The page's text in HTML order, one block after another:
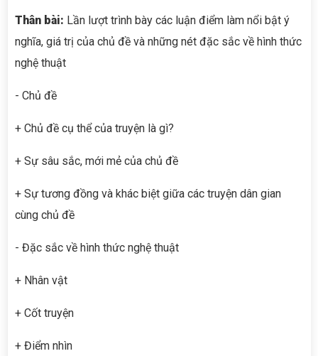
Thân bài: Lần lượt trình bày các luận điểm làm nổi bật ý
nghĩa, giá trị của chủ đề và những nét đặc sắc về hình thức
nghệ thuật
- Chủ đề
+ Chủ đề cụ thể của truyện là gì?
+ Sự sâu sắc, mới mẻ của chủ đề
+ Sự tương đồng và khác biệt giữa các truyện dân gian
cùng chủ đề
- Đặc sắc về hình thức nghệ thuật
+ Nhân vật
+ Cốt truyện
+ Điểm nhìn